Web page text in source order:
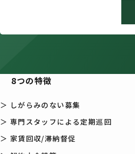
8つの特徴
＞ しがらみのない募集
＞ 専門スタッフによる定期巡回
＞ 家賃回収/滞納督促